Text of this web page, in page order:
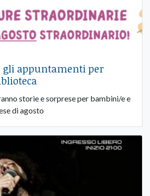
gli appuntamenti per
storie e sorprese per bambini/e e
di agosto